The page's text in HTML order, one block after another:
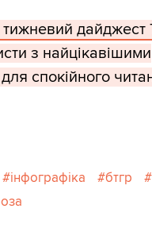
тижневий дайджест
з найцікавішими
спокійного
інфографіка бтгр